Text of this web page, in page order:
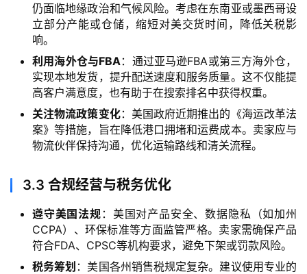
跨
仍面临地缘政治和气候风险。考虑在东南亚或墨西哥设
立部分产能或仓储，缩短对美交货时间，降低关税影
响。
利用海外仓与FBA ：通过亚马逊FBA或第三方海外仓，
实现本地发货，提升配送速度和服务质量。这不仅能提
高客户满意度，也有助于在搜索排名中获得权重。
关注物流政策变化：美国政府近期推出的《海运改革法
案》等措施，旨在降低港口拥堵和运费成本。卖家应与
物流伙伴保持沟通，优化运输路线和清关流程。
3.3 合规经营与税务优化
遵守美国法规 ：美国对产品安全、数据隐私（如加州
CCPA）、环保标准等方面监管严格。卖家需确保产品
符合FDA、CPSC等机构要求，避免下架或罚款风险。
税务筹划 ：美国各州销售税规定复杂。建议使用专业的